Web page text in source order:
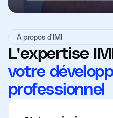
À propos d'IMI
L'expertise
votre
professionnel